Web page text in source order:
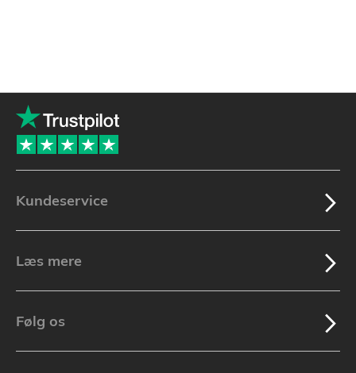
Kundeservice
Læs mere
Følg os